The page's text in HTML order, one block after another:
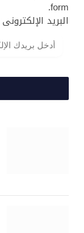
form.
البريد الإلكترونى